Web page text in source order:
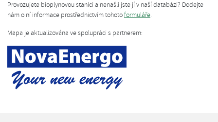
Provozujete bioplynovou stanici a nenašli jste jí v naší databázi? Dodejte
nám o ní informace prostřednictvím tohotoformuláře.
Mapa je aktualizována ve spolupráci s partnerem: